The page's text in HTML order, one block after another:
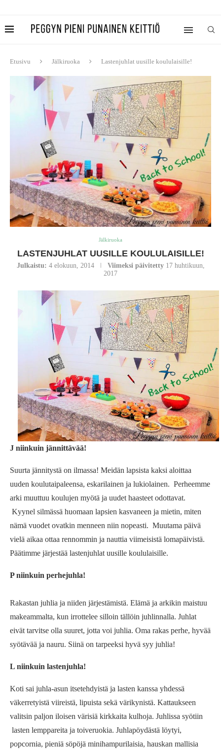
Etusivu Jälkiruoka Lastenjuhlat uusille koululaisille!
Jälkiruoka
LASTENJUHLAT UUSILLE KOULULAISILLE!
Julkaistu: 4 elokuun, 2014 Viimeksi päivitetty 17 huhtikuun,
2017
J niinkuin jännittävää!
Suurta jännitystä on ilmassa! Meidän lapsista kaksi aloittaa
uuden koulutaipaleensa, eskarilainen ja lukiolainen. Perheemme
arki muuttuu koulujen myötä ja uudet haasteet odottavat.
Kyynel silmässä huomaan lapsien kasvaneen ja mietin, miten
nämä vuodet ovatkin menneen niin nopeasti. Muutama päivä
vielä aikaa ottaa rennommin ja nauttia viimeisistä lomapäivistä.
Päätimme järjestää lastenjuhlat uusille koululaisille.
P niinkuin perhejuhla!
Rakastan juhlia ja niiden järjestämistä. Elämä ja arkikin maistuu
makeammalta, kun irrottelee silloin tällöin juhlinnalla. Juhlat
eivät tarvitse olla suuret, jotta voi juhlia. Oma rakas perhe, hyvää
syötävää ja nauru. Siinä on tarpeeksi hyvä syy juhlia!
L niinkuin lastenjuhla!
Koti sai juhla-asun itsetehdyistä ja lasten kanssa yhdessä
väkerretyistä viireistä, lipuista sekä värikynistä. Kattaukseen
valitsin paljon iloisen värisiä kirkkaita kulhoja. Juhlissa syötiin
lasten lemppareita ja toiveruokia. Juhlapöydästä löytyi,
popcornia, pieniä söpöjä minihampurilaisia, hauskan mallisia